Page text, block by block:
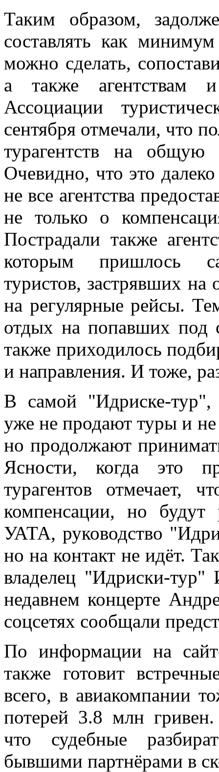
Таким образом,
составлять как
можно сделать,
а также агентствам
Ассоциации
сентября отмечали, что
турагентств на
Очевидно, что это
не все агентства
не только о
Пострадали также
которым пришлось
туристов, застрявших
на регулярные рейсы.
отдых на попавших под
также приходилось
и направления. И тоже,
В самой "Идриске-тур",
уже не продают туры и
но продолжают
Ясности, когда это
турагентов отмечает,
компенсации, но
УАТА, руководство
но на контакт не идёт.
владелец "Идриски-
недавнем концерте
соцсетях сообщали
По информации на
также готовит
всего, в авиакомпании
потерей 3.8 млн
что судебные
бывшими партнёрами в